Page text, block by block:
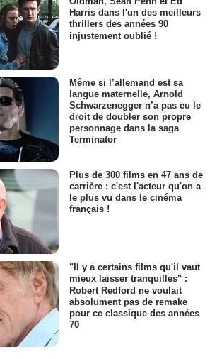
Harris dans l'un des meilleurs
thrillers des années 90
injustement oublié !
Même si l’allemand est sa
langue maternelle, Arnold
Schwarzenegger n’a pas eu le
droit de doubler son propre
personnage dans la saga
Terminator
Plus de 300 films en 47 ans de
carrière : c'est l'acteur qu'on a
le plus vu dans le cinéma
français !
"Il y a certains films qu'il vaut
mieux laisser tranquilles" :
Robert Redford ne voulait
absolument pas de remake
pour ce classique des années
70